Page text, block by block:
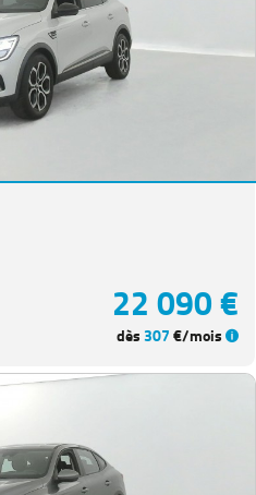
22 090 €
dès307€/mois